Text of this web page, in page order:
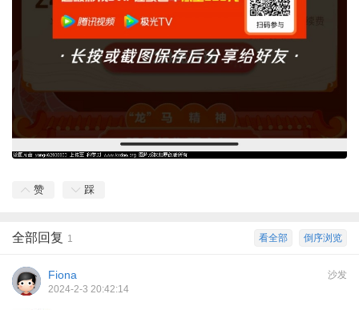
赞 踩
倒序浏览
看全部
全部回复 1
沙发
Fiona
2024-2-3 20:42:14